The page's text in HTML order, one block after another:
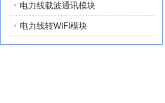
电力线载波通讯模块
电力线转WIFI模块